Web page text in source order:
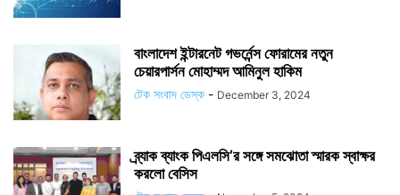
বাংলাদেশ ইন্টারনেট গভর্নেন্স ফোরামের নতুন
চেয়ারপার্সন মোহাম্মদ আমিনুল হাকিম
টেক সংবাদ ডেস্ক - December 3, 2024
ব্র্যাক ব্যাংক পিএলসি’র সঙ্গে সমঝোতা স্মারক স্বাক্ষর
করলো বেসিস